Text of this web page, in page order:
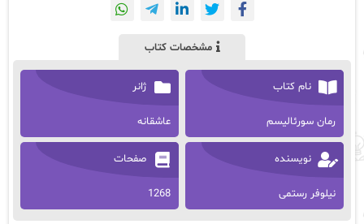
مشخصات کتاب
نام کتاب
رمان سورئالیسم
ژانر
عاشقانه
نویسنده
نیلوفر رستمی
صفحات
1268